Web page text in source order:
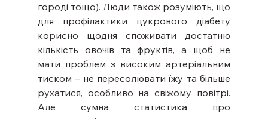
городі тощо). Люди також розуміють, що
для профілактики цукрового діабету
корисно щодня споживати достатню
кількість овочів та фруктів, а щоб не
мати проблем з високим артеріальним
тиском – не пересолювати їжу та більше
рухатися, особливо на свіжому повітрі.
Але сумна статистика про